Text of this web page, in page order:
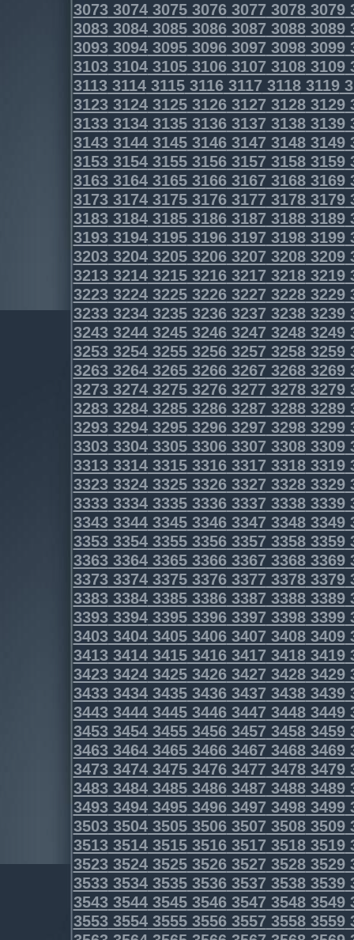
3073307430753076307730783079
3083308430853086308730883089
3093309430953096309730983099
3103310431053106310731083109
3113311431153116311731183119
3123312431253126312731283129
3133313431353136313731383139
3143314431453146314731483149
3153315431553156315731583159
3163316431653166316731683169
3173317431753176317731783179
3183318431853186318731883189
3193319431953196319731983199
3203320432053206320732083209
3213321432153216321732183219
3223322432253226322732283229
3233323432353236323732383239
3243324432453246324732483249
3253325432553256325732583259
3263326432653266326732683269
3273327432753276327732783279
3283328432853286328732883289
3293329432953296329732983299
3303330433053306330733083309
3313331433153316331733183319
3323332433253326332733283329
3333333433353336333733383339
3343334433453346334733483349
3353335433553356335733583359
3363336433653366336733683369
3373337433753376337733783379
3383338433853386338733883389
3393339433953396339733983399
3403340434053406340734083409
3413341434153416341734183419
3423342434253426342734283429
3433343434353436343734383439
3443344434453446344734483449
3453345434553456345734583459
3463346434653466346734683469
3473347434753476347734783479
3483348434853486348734883489
3493349434953496349734983499
3503350435053506350735083509
3513351435153516351735183519
3523352435253526352735283529
3533353435353536353735383539
3543354435453546354735483549
3553355435553556355735583559